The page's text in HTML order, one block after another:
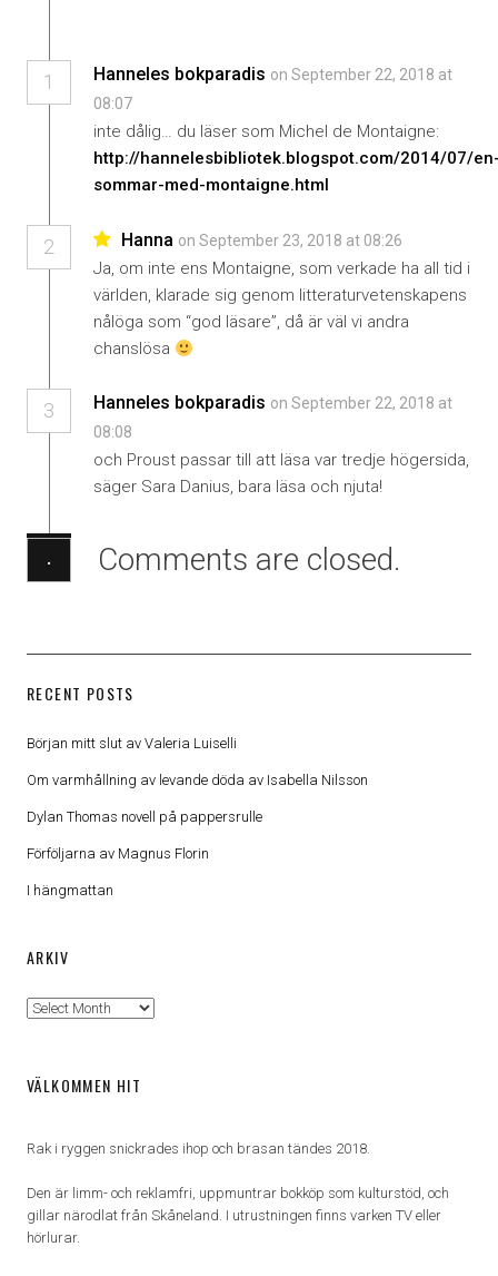
1 Hanneles bokparadis on September 22, 2018 at
08:07
inte dålig… du läser som Michel de Montaigne:
http://hannelesbibliotek.blogspot.com/2014/07/
sommar-med-montaigne.html
2 Hanna on September 23, 2018 at 08:26
Ja, om inte ens Montaigne, som verkade ha all tid i
världen, klarade sig genom litteraturvetenskapens
nålöga som “god läsare”, då är väl vi andra
chanslösa
3 Hanneles bokparadis on September 22, 2018 at
08:08
och Proust passar till att läsa var tredje högersida,
säger Sara Danius, bara läsa och njuta!
· Comments are closed.
RECENT POSTS
Början mitt slut av Valeria Luiselli
Om varmhållning av levande döda av Isabella Nilsson
Dylan Thomas novell på pappersrulle
Förföljarna av Magnus Florin
I hängmattan
ARKIV
Arkiv
VÄLKOMMEN HIT
Rak i ryggen snickrades ihop och brasan tändes 2018.
Den är limm- och reklamfri, uppmuntrar bokköp som kulturstöd, och
gillar närodlat från Skåneland. I utrustningen finns varken TV eller
hörlurar.